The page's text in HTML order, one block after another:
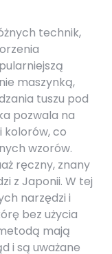
technik,
maszynką,
tuszu pod
pozwala na
kolorów, co
wzorów.
ręczny, znany
z Japonii. W tej
narzędzi i
bez użycia
mają
i są uważane